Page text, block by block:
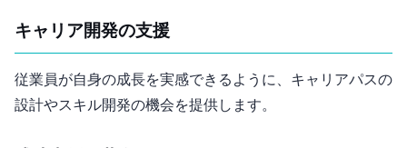
キャリア開発の支援
従業員が自身の成長を実感できるように、キャリアパスの
設計やスキル開発の機会を提供します。